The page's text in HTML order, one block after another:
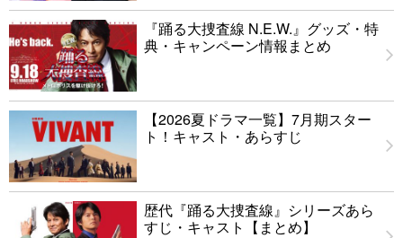
『踊る大捜査線 N.E.W.』グッズ・特
典・キャンペーン情報まとめ
【2026夏ドラマ一覧】7月期スター
ト！キャスト・あらすじ
歴代『踊る大捜査線』シリーズあら
すじ・キャスト【まとめ】